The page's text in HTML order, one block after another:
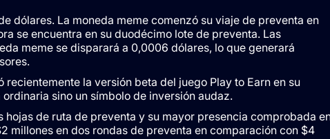
dólares. La moneda meme comenzó su viaje de preventa en
se encuentra en su duodécimo lote de preventa. Las
meme se disparará a 0,0006 dólares, lo que generará
recientemente la versión beta del juego Play to Earn en su
sino un símbolo de inversión audaz.
hojas de ruta de preventa y su mayor presencia comprobada
millones en dos rondas de preventa en comparación con $4